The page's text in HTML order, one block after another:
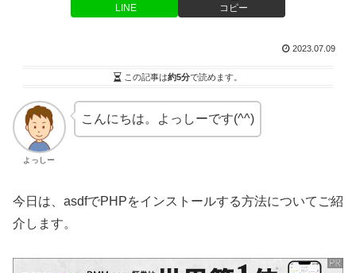
LINE コピー
2023.07.09
この記事は約5分で読めます。
よっしー
こんにちは。よっしーです(^^)
今日は、asdfでPHPをインストールする方法についてご紹
介します。